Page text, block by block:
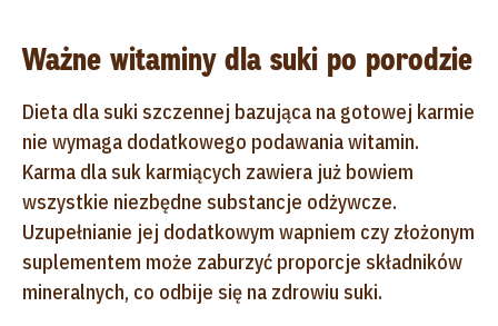
Ważne witaminy dla suki po porodzie
Dieta dla suki szczennej bazująca na gotowej karmie
nie wymaga dodatkowego podawania witamin.
Karma dla suk karmiących zawiera już bowiem
wszystkie niezbędne substancje odżywcze.
Uzupełnianie jej dodatkowym wapniem czy złożonym
suplementem może zaburzyć proporcje składników
mineralnych, co odbije się na zdrowiu suki.